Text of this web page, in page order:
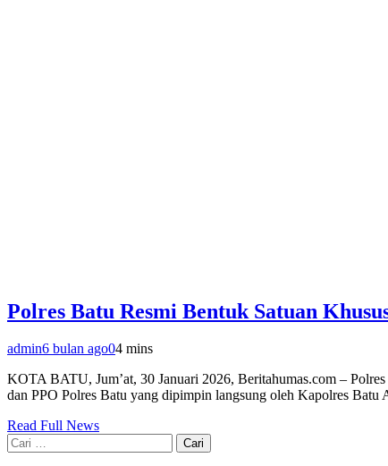
Polres Batu Resmi Bentuk Satuan
admin6 bulan ago04 mins
KOTA BATU, Jum’at, 30 Januari 2026, Beritahumas.com –
dan PPO Polres Batu yang dipimpin langsung oleh Kapolres
Read Full News
Cari
untuk: